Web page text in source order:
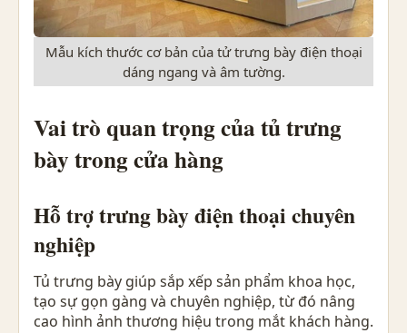
Mẫu kích thước cơ bản của tử trưng bày điện thoại
dáng ngang và âm tường.
Vai trò quan trọng của tủ trưng
bày trong cửa hàng
Hỗ trợ trưng bày điện thoại chuyên
nghiệp
Tủ trưng bày giúp sắp xếp sản phẩm khoa học,
tạo sự gọn gàng và chuyên nghiệp, từ đó nâng
cao hình ảnh thương hiệu trong mắt khách hàng.